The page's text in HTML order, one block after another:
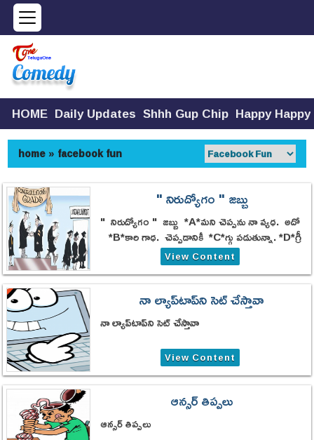
HOME Daily Updates Shhh Gup Chip Happy
home» facebook fun
" నిరుద్యోగం " జబ్బు
" నిరుద్యోగం " జబ్బు *A*మని చెప్పను నా వ్యధ. అదో
*B*కారి గాధ. చెప్పడానికీ *C*గ్గు పడుతున్నా. *D*గ్రీ
, పీజీలున్నా నాకు ఉద్యోగం
View Content
నా ల్యాప్‌టాప్‌ని సెట్ చేస్తావా
నా ల్యాప్‌టాప్‌ని సెట్ చేస్తావా
View Content
ఆన్సర్‌ తిప్పలు
ఆన్సర్‌ తిప్పలు